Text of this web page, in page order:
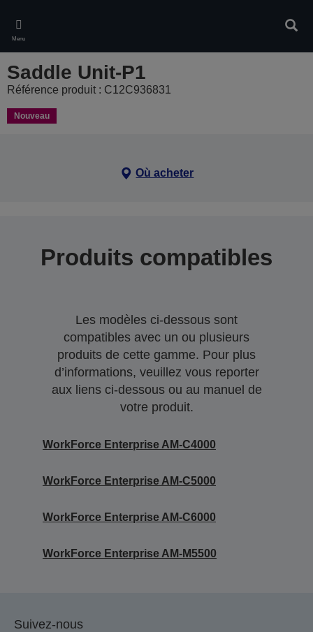
main
content
Menu
Saddle Unit-P1
Référence produit : C12C936831
Nouveau
Où acheter
Produits compatibles
Les modèles ci-dessous sont
compatibles avec un ou plusieurs
produits de cette gamme. Pour plus
d’informations, veuillez vous reporter
aux liens ci-dessous ou au manuel de
votre produit.
WorkForce Enterprise AM-C4000
WorkForce Enterprise AM-C5000
WorkForce Enterprise AM-C6000
WorkForce Enterprise AM-M5500
Suivez-nous